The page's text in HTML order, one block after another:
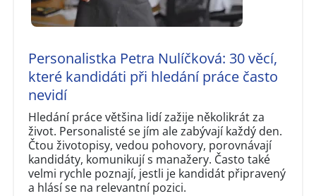
Personalistka Petra Nulíčková: 30 věcí,
které kandidáti při hledání práce často
nevidí
Hledání práce většina lidí zažije několikrát za
život. Personalisté se jím ale zabývají každý den.
Čtou životopisy, vedou pohovory, porovnávají
kandidáty, komunikují s manažery. Často také
velmi rychle poznají, jestli je kandidát připravený
a hlásí se na relevantní pozici.